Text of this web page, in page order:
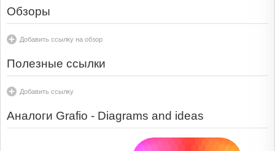
Обзоры
Добавить ссылку на обзор
Полезные ссылки
Добавить ссылку
Аналоги Grafio - Diagrams and ideas